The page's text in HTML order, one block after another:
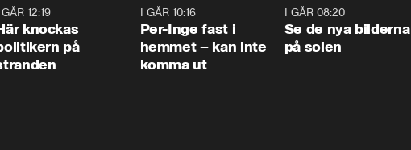
12:19
knockas
på
I GÅR 10:16
Per-Inge fast i
hemmet – kan inte
komma ut
I GÅR 08:20
Se de nya bilderna
på solen